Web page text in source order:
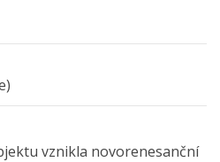
vznikla novorenesanční